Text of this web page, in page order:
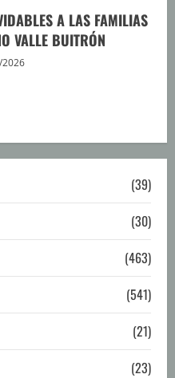
A LAS FAMILIAS
VALLE BUITRÓN
(39)
(30)
(463)
(541)
(21)
(23)